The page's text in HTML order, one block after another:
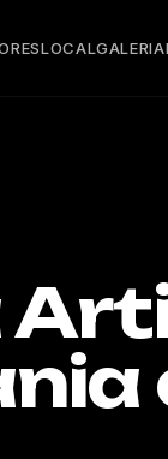
LOCALGALERIA